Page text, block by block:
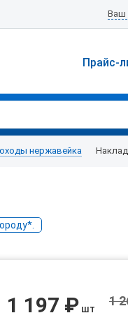
Ваш
Прайс-
нержавейка
1 197 ₽ шт
1